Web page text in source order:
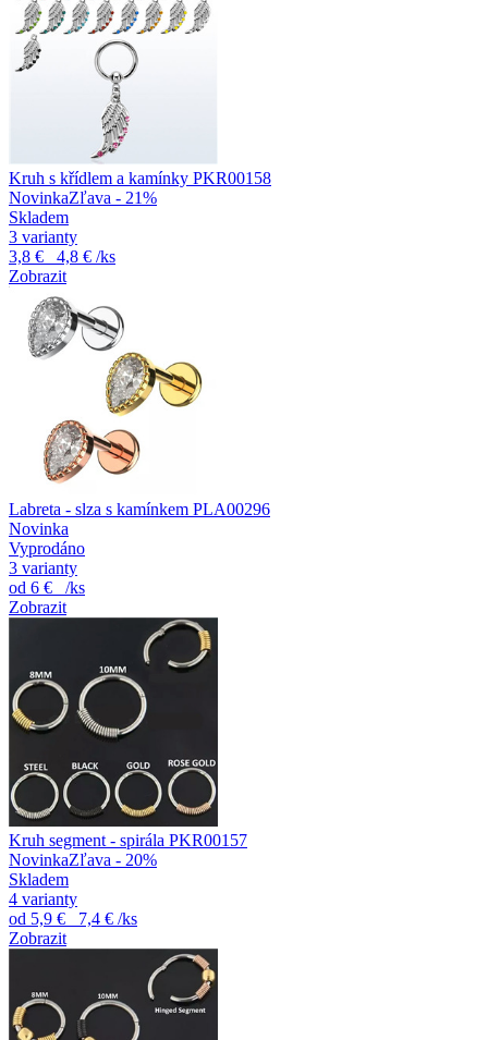
Kruh s křídlem a kamínky PKR00158
NovinkaZľava - 21%
Skladem
3 varianty
3,8 €
4,8 € /ks
Zobrazit
Labreta - slza s kamínkem PLA00296
Novinka
Vyprodáno
3 varianty
od 6 €
/ks
Zobrazit
Kruh segment - spirála PKR00157
NovinkaZľava - 20%
Skladem
4 varianty
od 5,9 € 7,4 € /ks
Zobrazit